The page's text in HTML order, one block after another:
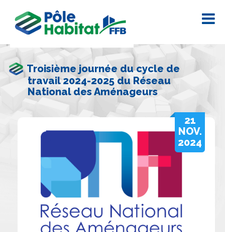
Troisième journée du cycle de
travail 2024-2025 du Réseau
National des Aménageurs
21
NOV.
2024